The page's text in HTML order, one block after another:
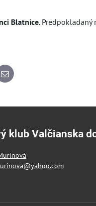
Blatnice. Predpokladaný
E-
mail
klub Valčianska